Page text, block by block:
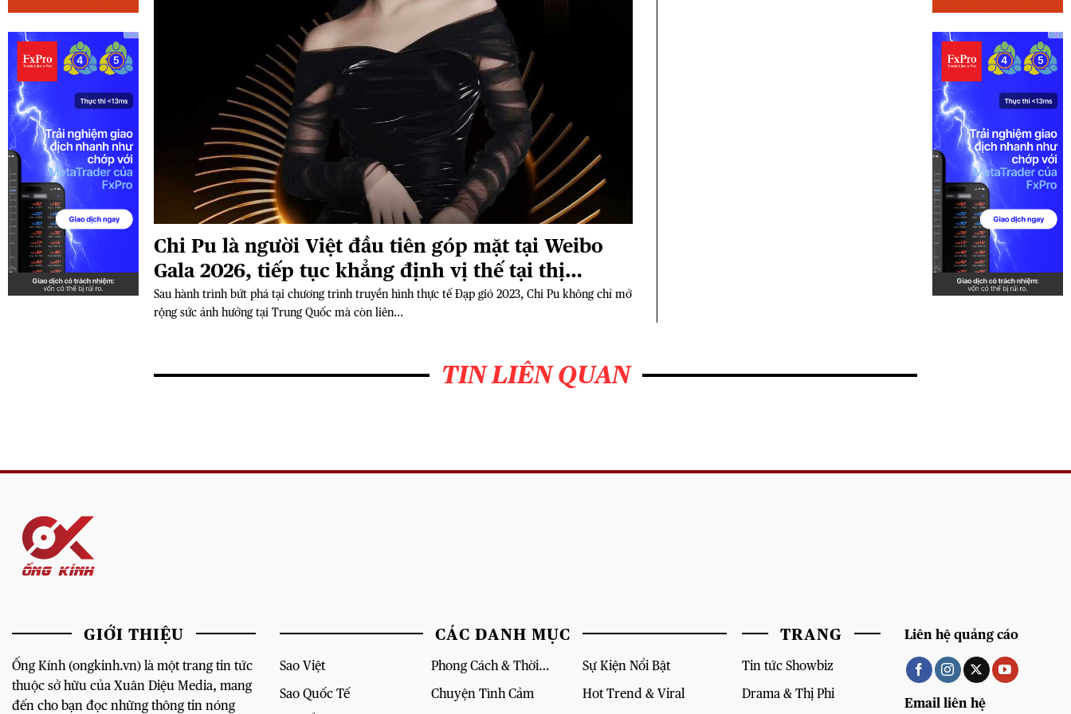
Chi Pu là người Việt đầu tiên góp mặt tại Weibo
Gala 2026, tiếp tục khẳng định vị thế tại thị
trường Trung Quốc
Sau hành trình bứt phá tại chương trình truyền hình thực tế Đạp gió 2023, Chi Pu không chỉ mở
rộng sức ảnh hưởng tại Trung Quốc mà còn liên...
TIN LIÊN QUAN
GIỚI THIỆU
Ống Kính (ongkinh.vn) là một trang tin tức
thuộc sở hữu của Xuân Diệu Media, mang
đến cho bạn đọc những thông tin nóng
CÁC DANH MỤC
Sao Việt
Phong Cách & Thời
Trang
Sự Kiện Nổi Bật
Sao Quốc Tế
Chuyện Tình Cảm
Hot Trend & Viral
TRANG
Tin tức Showbiz
Drama & Thị Phi
Liên hệ quảng cáo
Email liên hệ